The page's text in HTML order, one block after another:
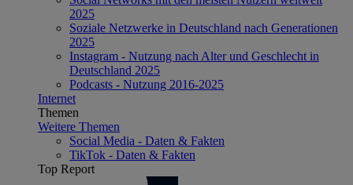
2025
Soziale Netzwerke in Deutschland nach Generationen
2025
Instagram - Nutzung nach Alter und Geschlecht in
Deutschland 2025
Podcasts - Nutzung 2016-2025
Internet
Themen
Weitere Themen
Social Media - Daten & Fakten
TikTok - Daten & Fakten
Top Report